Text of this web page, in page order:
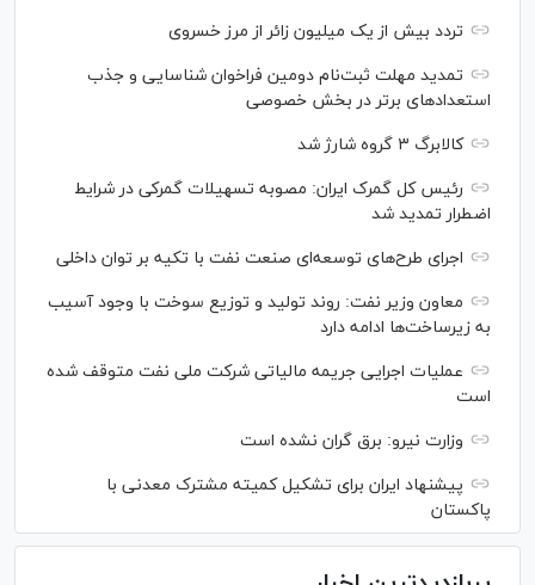
تردد بیش از یک میلیون زائر از مرز خسروی
تمدید مهلت ثبت‌نام دومین فراخوان شناسایی و جذب
استعداد‌های برتر در بخش خصوصی
کالابرگ ۳ گروه شارژ شد
رئیس کل گمرک ایران: مصوبه تسهیلات گمرکی در شرایط
اضطرار تمدید شد
اجرای طرح‌های توسعه‌ای صنعت نفت با تکیه بر توان داخلی
معاون وزیر نفت: روند تولید و توزیع سوخت با وجود آسیب
به زیرساخت‌ها ادامه دارد
عملیات اجرایی جریمه مالیاتی شرکت ملی نفت متوقف شده
است
وزارت نیرو: برق گران نشده است
پیشنهاد ایران برای تشکیل کمیته مشترک معدنی با
پاکستان